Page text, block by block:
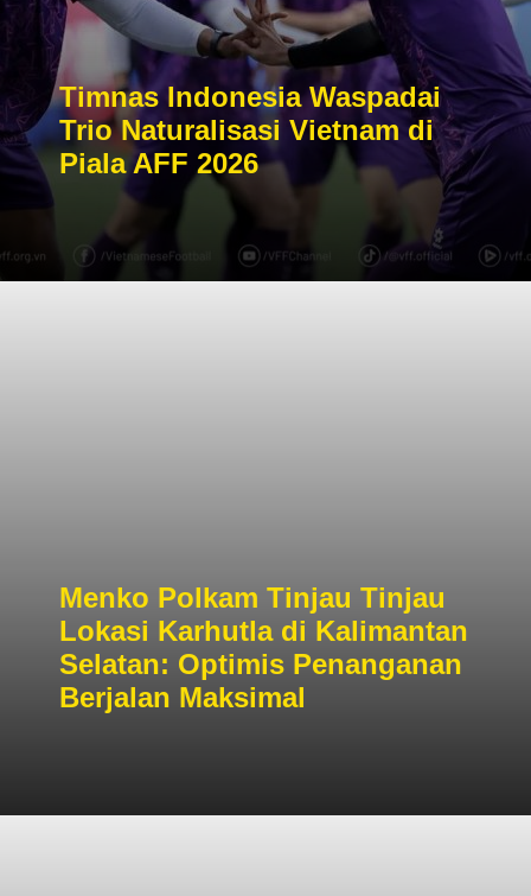
Timnas Indonesia Waspadai
Trio Naturalisasi Vietnam di
Piala AFF 2026
Menko Polkam Tinjau Tinjau
Lokasi Karhutla di Kalimantan
Selatan: Optimis Penanganan
Berjalan Maksimal